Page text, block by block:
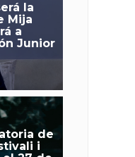
la
Mija
a
Junior
de
i